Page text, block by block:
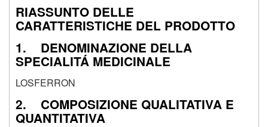
RIASSUNTO DELLE
CARATTERISTICHE DEL PRODOTTO
1. DENOMINAZIONE DELLA
SPECIALITÁ MEDICINALE
LOSFERRON
2. COMPOSIZIONE QUALITATIVA E
QUANTITATIVA